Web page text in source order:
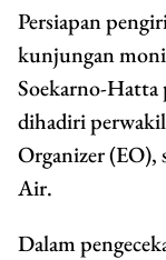
Persiapan
kunjungan
Soekarno-Hatta
dihadiri
Organizer
Air.
Dalam